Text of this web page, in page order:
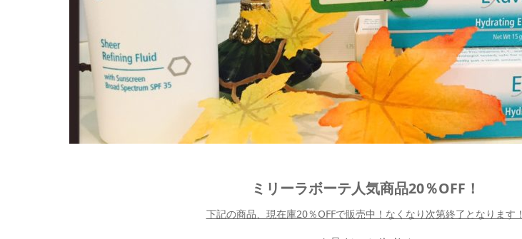
ミリーラボーテ人気商品20％OFF！
下記の商品、現在庫20％OFFで販売中！なくなり次第終了となります！